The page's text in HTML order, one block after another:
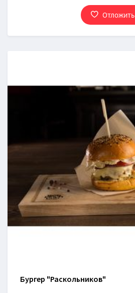
Отложить
Бургер "Раскольников"